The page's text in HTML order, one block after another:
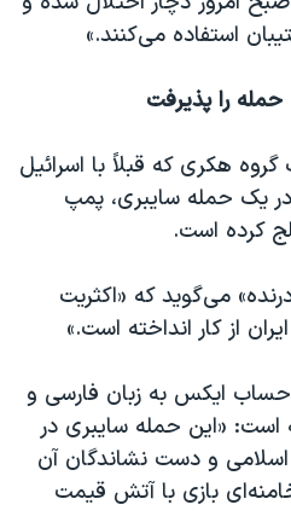
استفاده می‌کنند.»
را پذیرفت
گروه هکری که قبلاً با اسرائیل
یک حمله سایبری، پمپ
کرده است.
می‌گوید که «اکثریت
از کار انداخته است.»
حساب ایکس به زبان فارسی و
است: «این حمله سایبری در
و دست نشاندگان آن
بازی با آتش قیمت